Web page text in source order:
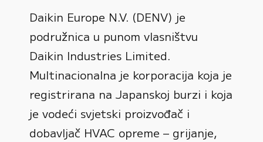
Daikin Europe N.V. (DENV) je
podružnica u punom vlasništvu
Daikin Industries Limited.
Multinacionalna je korporacija koja je
registrirana na Japanskoj burzi i koja
je vodeći svjetski proizvođač i
dobavljač HVAC opreme – grijanje,
0